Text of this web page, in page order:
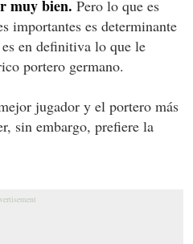
muy bien. Pero lo que es
importantes es determinante
en definitiva lo que le
portero germano.
jugador y el portero más
sin embargo, prefiere la